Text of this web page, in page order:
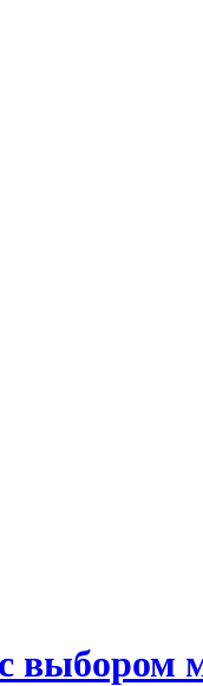
выбором